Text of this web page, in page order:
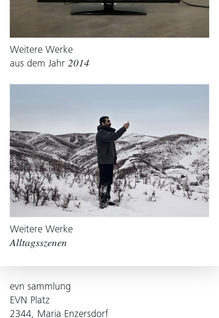
Weitere Werke
aus dem Jahr 2014
Weitere Werke
Alltagsszenen
evn sammlung
EVN Platz
2344, Maria Enzersdorf